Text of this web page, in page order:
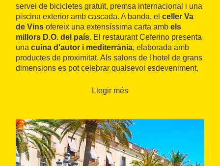
servei de bicicletes gratuït, premsa internacional i una
piscina exterior amb cascada. A banda, el celler Va
de Vins ofereix una extensíssima carta amb els
millors D.O. del país. El restaurant Ceferino presenta
una cuina d'autor i mediterrània, elaborada amb
productes de proximitat. Als salons de l'hotel de grans
dimensions es pot celebrar qualsevol esdeveniment,
Llegir més